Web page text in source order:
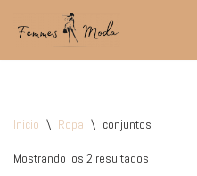
Inicio \ Ropa \ conjuntos
Mostrando los 2 resultados